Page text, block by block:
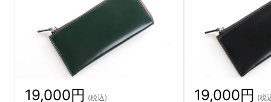
■お札を折りたくない人のた
めに
パクト財布)に移行する際に
19,000円 (税込) 19,000円 (税